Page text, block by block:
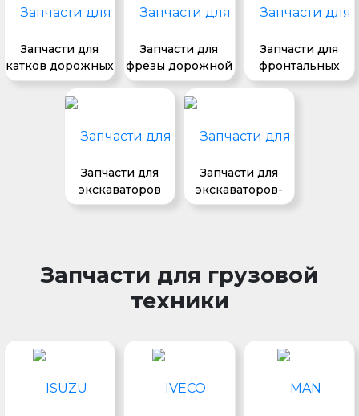
Запчасти для
катков дорожных
Запчасти для
фрезы дорожной
Запчасти для
фронтальных
погрузчиков
Запчасти для
экскаваторов
Запчасти для
экскаваторов-
погрузчиков
Запчасти для грузовой
техники